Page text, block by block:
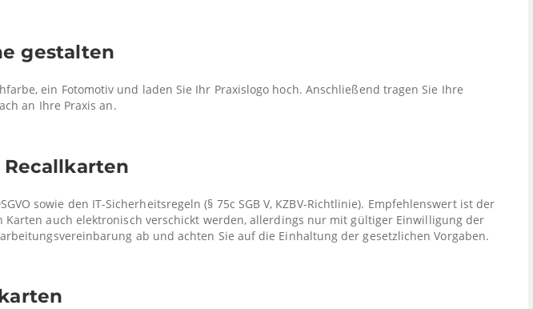
gestalten
ein Fotomotiv und laden Sie Ihr Praxislogo hoch. Anschließend tragen Sie Ihre
an Ihre Praxis an.
sowie den IT-Sicherheitsregeln (§ 75c SGB V, KZBV-Richtlinie). Empfehlenswert ist der
auch elektronisch verschickt werden, allerdings nur mit gültiger Einwilligung der
ab und achten Sie auf die Einhaltung der gesetzlichen Vorgaben.